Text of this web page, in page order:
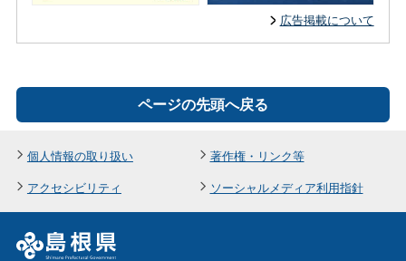
広告掲載について
ページの先頭へ戻る
個人情報の取り扱い
著作権・リンク等
アクセシビリティ
ソーシャルメディア利用指針